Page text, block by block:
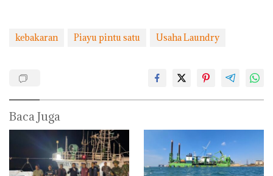
kebakaran Piayu pintu satu Usaha Laundry
Baca Juga